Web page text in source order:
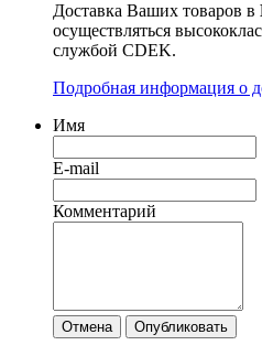
Доставка Ваших товаров в
осуществляться
службой CDEK.
Подробная информация о
Имя
E-mail
Комментарий
Отмена Опубликовать